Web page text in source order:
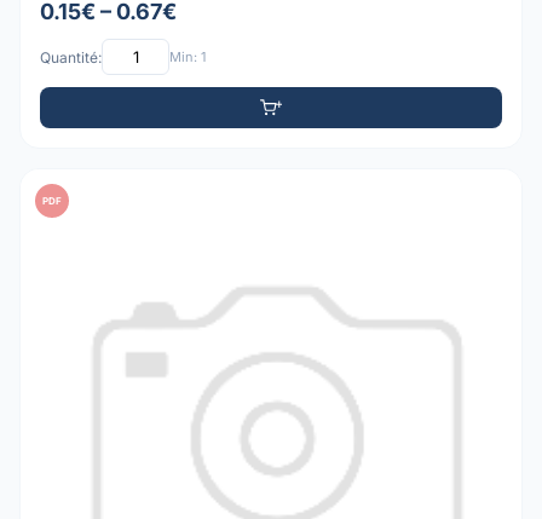
0.15€ – 0.67€
Quantité: Min: 1
PDF